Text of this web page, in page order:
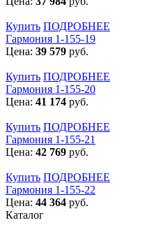
Купить ПОДРОБНЕЕ
Гармония 1-155-19
Цена: 39 579 руб.
Купить ПОДРОБНЕЕ
Гармония 1-155-20
Цена: 41 174 руб.
Купить ПОДРОБНЕЕ
Гармония 1-155-21
Цена: 42 769 руб.
Купить ПОДРОБНЕЕ
Гармония 1-155-22
Цена: 44 364 руб.
Каталог